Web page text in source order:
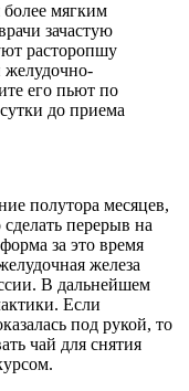
более мягким
зачастую
расторопшу
желудочно-
его пьют по
до приема
полутора месяцев,
перерыв на
за это время
железа
В дальнейшем
Если
под рукой, то
чай для снятия